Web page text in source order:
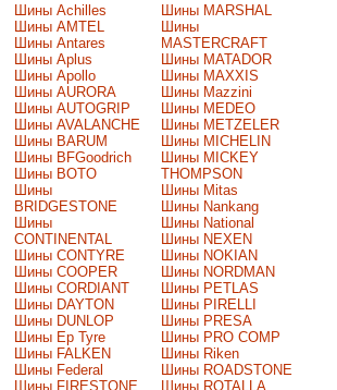
Шины Achilles
Шины AMTEL
Шины Antares
Шины Aplus
Шины Apollo
Шины AURORA
Шины AUTOGRIP
Шины AVALANCHE
Шины BARUM
Шины BFGoodrich
Шины BOTO
Шины
BRIDGESTONE
Шины
CONTINENTAL
Шины CONTYRE
Шины COOPER
Шины CORDIANT
Шины DAYTON
Шины DUNLOP
Шины Ep Tyre
Шины FALKEN
Шины Federal
Шины FIRESTONE
Шины MARSHAL
Шины
MASTERCRAFT
Шины MATADOR
Шины MAXXIS
Шины Mazzini
Шины MEDEO
Шины METZELER
Шины MICHELIN
Шины MICKEY
THOMPSON
Шины Mitas
Шины Nankang
Шины National
Шины NEXEN
Шины NOKIAN
Шины NORDMAN
Шины PETLAS
Шины PIRELLI
Шины PRESA
Шины PRO COMP
Шины Riken
Шины ROADSTONE
Шины ROTALLA